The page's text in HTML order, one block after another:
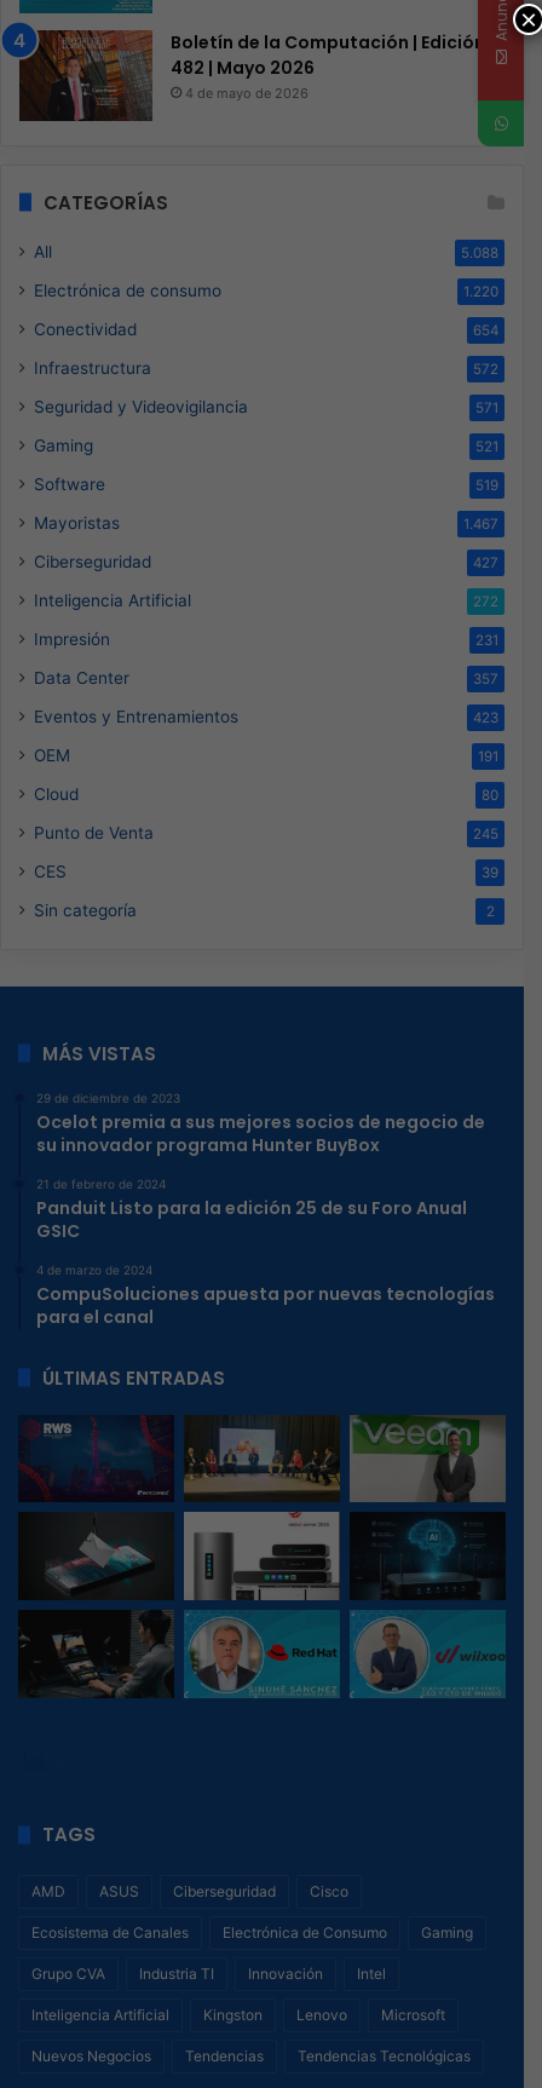
Boletín de la Computación | Edición
482 | Mayo 2026
4 de mayo de 2026
CATEGORÍAS
All 5.088
Electrónica de consumo 1.220
Conectividad 654
Infraestructura 572
Seguridad y Videovigilancia 571
Gaming 521
Software 519
Mayoristas 1.467
Ciberseguridad 427
Inteligencia Artificial 272
Impresión 231
Data Center 357
Eventos y Entrenamientos 423
OEM 191
Cloud 80
Punto de Venta 245
CES 39
Sin categoría 2
MÁS VISTAS
29 de diciembre de 2023
Ocelot premia a sus mejores socios de negocio de
su innovador programa Hunter BuyBox
21 de febrero de 2024
Panduit Listo para la edición 25 de su Foro Anual
GSIC
4 de marzo de 2024
CompuSoluciones apuesta por nuevas tecnologías
para el canal
ÚLTIMAS ENTRADAS
TAGS
AMD ASUS Ciberseguridad Cisco
Ecosistema de Canales Electrónica de Consumo Gaming
Grupo CVA Industria TI Innovación Intel
Inteligencia Artificial Kingston Lenovo Microsoft
Nuevos Negocios Tendencias Tendencias Tecnológicas
×